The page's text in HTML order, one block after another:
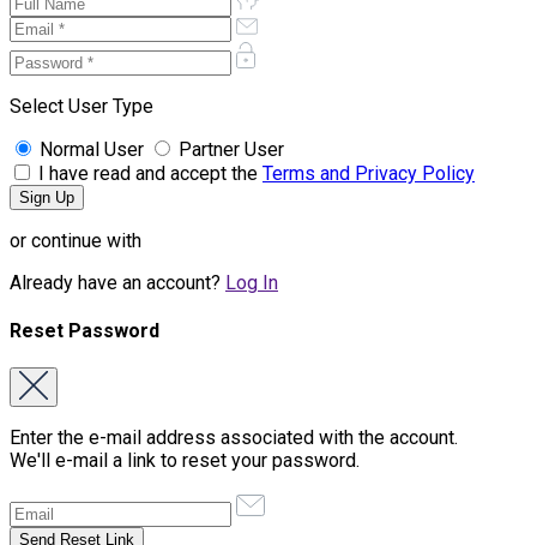
Select User Type
Normal User
Partner User
I have read and accept the Terms and Privacy Policy
or continue with
Already have an account? Log In
Reset Password
Enter the e-mail address associated with the account.
We'll e-mail a link to reset your password.